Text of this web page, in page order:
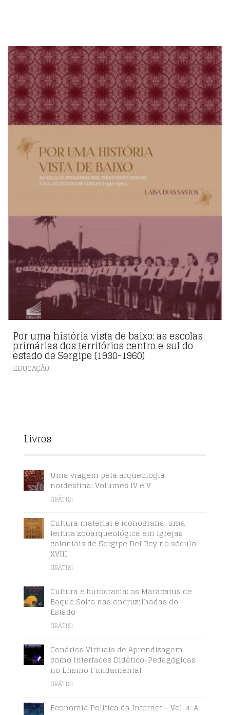
Por uma história vista de baixo: as escolas
primárias dos territórios centro e sul do
estado de Sergipe (1930-1960)
EDUCAÇÃO
Livros
Uma viagem pela arqueologia
nordestina: Volumes IV e V
GRÁTIS!
Cultura material e iconografia: uma
leitura zooarqueológica em Igrejas
coloniais de Sergipe Del Rey no século
XVIII
GRÁTIS!
Cultura e burocracia: os Maracatus de
Baque Solto nas encruzilhadas do
Estado
GRÁTIS!
Cenários Virtuais de Aprendizagem
como Interfaces Didático-Pedagógicas
no Ensino Fundamental
GRÁTIS!
Economia Política da Internet – Vol. 4: A